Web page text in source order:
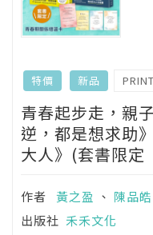
特價 新品
青春起步走，親
逆，都是想求助
大人》(套書限定
作者 黃之盈 、 陳品皓
出版社 禾禾文化